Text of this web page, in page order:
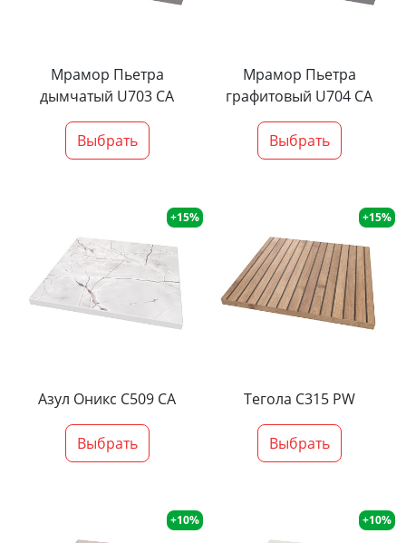
Мрамор Пьетра
дымчатый U703 CA
Выбрать
Мрамор Пьетра
графитовый U704 CA
Выбрать
+15%
Азул Оникс С509 СА
Выбрать
+15%
Тегола С315 PW
Выбрать
+10% +10%